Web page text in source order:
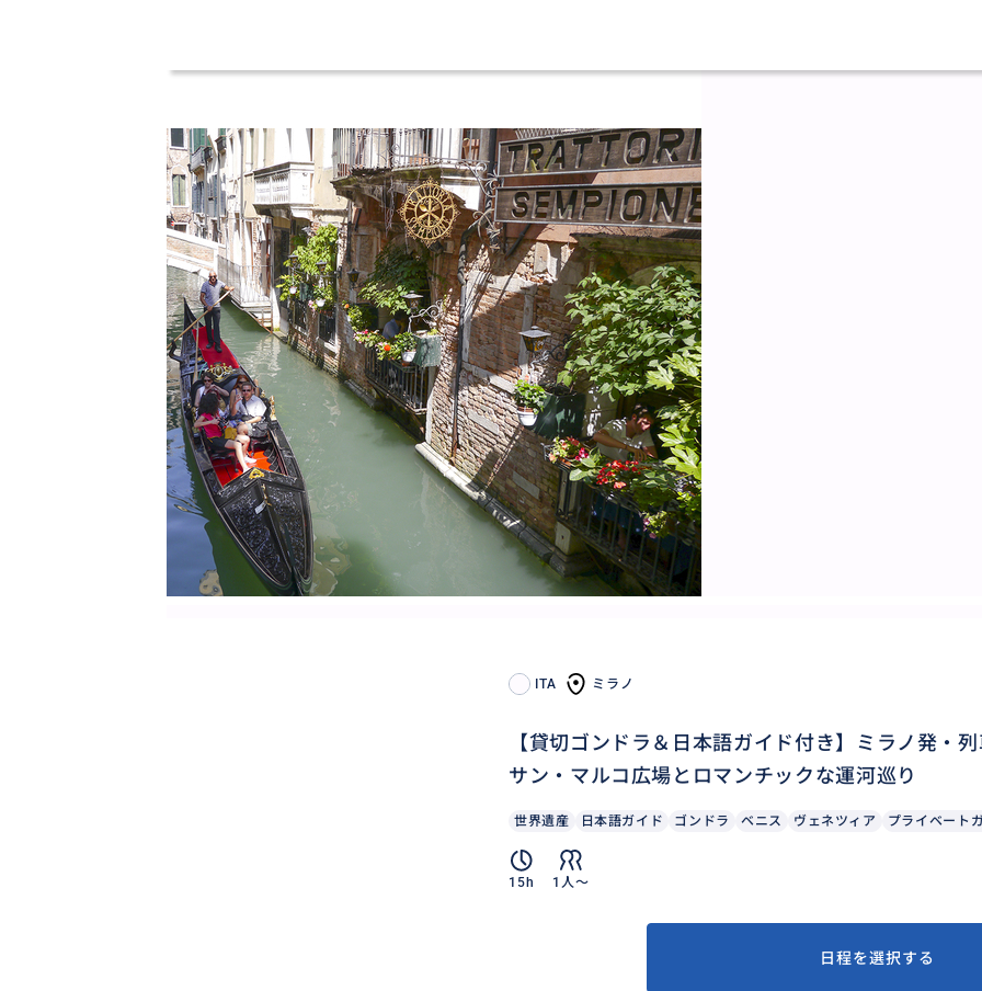
ITA ミラノ
【貸切ゴンドラ＆日本語ガイド付き】ミラノ発・
サン・マルコ広場とロマンチックな運河巡り
世界遺産 日本語ガイド ゴンドラ ベニス ヴェネツィア プライベート
15h 1人〜
日程を選択する